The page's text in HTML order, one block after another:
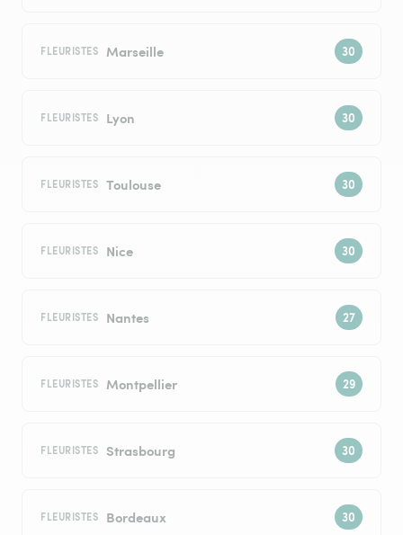
FLEURISTES Marseille
FLEURISTES Lyon
FLEURISTES Toulouse
FLEURISTES Nice
FLEURISTES Nantes
FLEURISTES Montpellier
FLEURISTES Strasbourg
FLEURISTES Bordeaux